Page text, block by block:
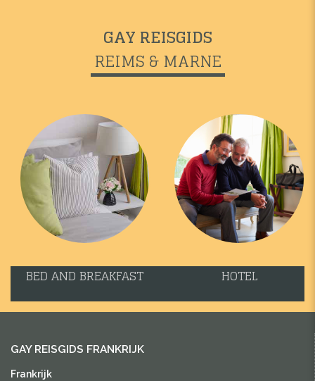
GAY REISGIDS
REIMS & MARNE
BED AND BREAKFAST HOTEL
GAY REISGIDS FRANKRIJK
Frankrijk